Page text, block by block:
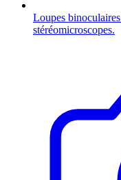
Loupes binoculaires
stéréomicroscopes.